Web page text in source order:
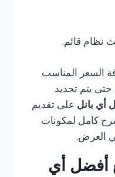
نظام قائم.
السعر المناسب
يتم تحديد
أي بانل على تقديم
كامل لمكونات
العرض.
أفضل أي